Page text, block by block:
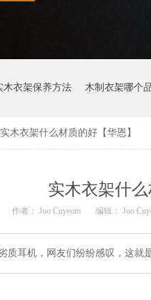
木衣架保养方法 木制衣架哪个
实木衣架什么材质的好【华恩】
实木衣架什么
作者： Joo Cuyeom 编辑： Joo
质耳机，网友们纷纷感叹，这就